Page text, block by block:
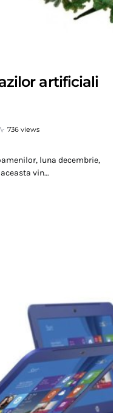
artificiali
736 views
luna decembrie,
vin…